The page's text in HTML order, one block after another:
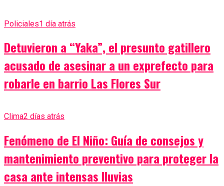
Policiales1 día atrás
Detuvieron a “Yaka”, el presunto gatillero
acusado de asesinar a un exprefecto para
robarle en barrio Las Flores Sur
Clima2 días atrás
Fenómeno de El Niño: Guía de consejos y
mantenimiento preventivo para proteger la
casa ante intensas lluvias